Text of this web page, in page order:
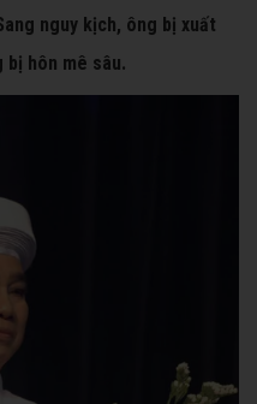
nguy kịch, ông bị xuất
bị hôn mê sâu.